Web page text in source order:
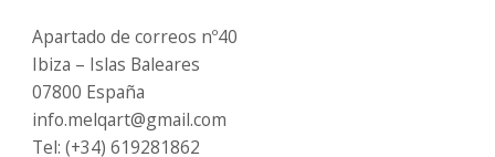
Apartado de correos nº40
Ibiza – Islas Baleares
07800 España
info.melqart@gmail.com
Tel: (+34) 619281862